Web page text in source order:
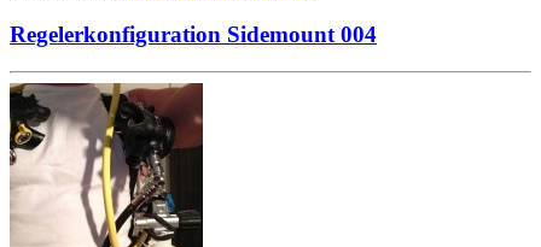
Regelerkonfiguration Sidemount 004